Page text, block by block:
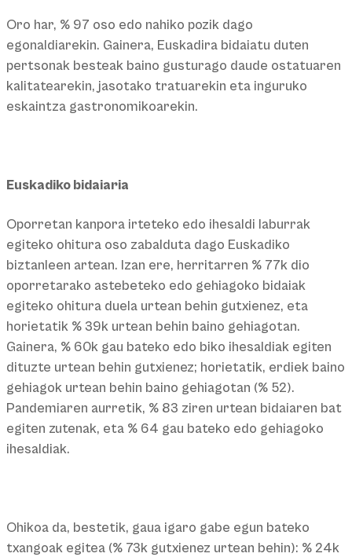
Oro har, % 97 oso edo nahiko pozik dago
egonaldiarekin. Gainera, Euskadira bidaiatu duten
pertsonak besteak baino gusturago daude ostatuaren
kalitatearekin, jasotako tratuarekin eta inguruko
eskaintza gastronomikoarekin.
Euskadiko bidaiaria
Oporretan kanpora irteteko edo ihesaldi laburrak
egiteko ohitura oso zabalduta dago Euskadiko
biztanleen artean. Izan ere, herritarren % 77k dio
oporretarako astebeteko edo gehiagoko bidaiak
egiteko ohitura duela urtean behin gutxienez, eta
horietatik % 39k urtean behin baino gehiagotan.
Gainera, % 60k gau bateko edo biko ihesaldiak egiten
dituzte urtean behin gutxienez; horietatik, erdiek baino
gehiagok urtean behin baino gehiagotan (% 52).
Pandemiaren aurretik, % 83 ziren urtean bidaiaren bat
egiten zutenak, eta % 64 gau bateko edo gehiagoko
ihesaldiak.
Ohikoa da, bestetik, gaua igaro gabe egun bateko
txangoak egitea (% 73k gutxienez urtean behin): % 24k